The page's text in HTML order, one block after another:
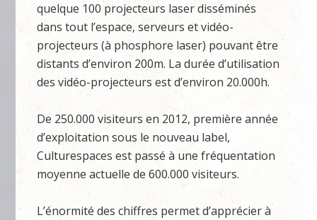
quelque 100 projecteurs laser disséminés
dans tout l’espace, serveurs et vidéo-
projecteurs (à phosphore laser) pouvant être
distants d’environ 200m. La durée d’utilisation
des vidéo-projecteurs est d’environ 20.000h.
De 250.000 visiteurs en 2012, première année
d’exploitation sous le nouveau label,
Culturespaces est passé à une fréquentation
moyenne actuelle de 600.000 visiteurs.
L’énormité des chiffres permet d’apprécier à